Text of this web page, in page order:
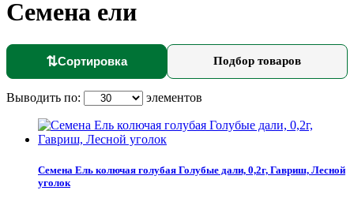
Семена ели
⇅Сортировка Подбор товаров
Выводить по: элементов
Семена Ель колючая голубая Голубые дали, 0,2г, Гавриш, Лесной
уголок